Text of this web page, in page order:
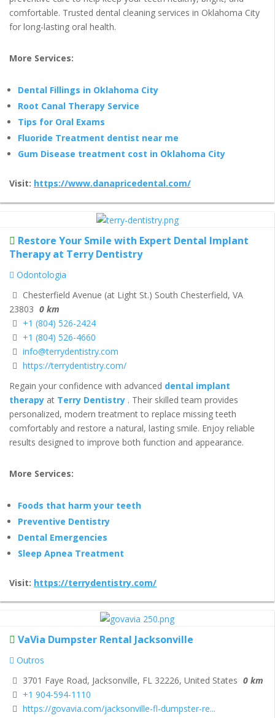
comfortable. Trusted dental cleaning services in Oklahoma City
for long-lasting oral health.
More Services:
Dental Fillings in Oklahoma City
Root Canal Therapy Service
Tips for Oral Exams
Fluoride Treatment dentist near me
Gum Disease treatment cost in Oklahoma City
Visit: https://www.danapricedental.com/
Restore Your Smile with Expert Dental Implant
Therapy at Terry Dentistry
Odontologia
Chesterfield Avenue (at Light St.) South Chesterfield, VA
23803 0 km
+1 (804) 526-2424
+1 (804) 526-4660
info@terrydentistry.com
https://terrydentistry.com/
Regain your confidence with advanced dental implant
therapy at Terry Dentistry . Their skilled team provides
personalized, modern treatment to replace missing teeth
comfortably and restore a natural, lasting smile. Enjoy reliable
results designed to improve both function and appearance.
More Services:
Foods that harm your teeth
Preventive Dentistry
Dental Emergencies
Sleep Apnea Treatment
Visit: https://terrydentistry.com/
VaVia Dumpster Rental Jacksonville
Outros
3701 Faye Road, Jacksonville, FL 32226, United States 0 km
+1 904-594-1110
https://govavia.com/jacksonville-fl-dumpster-re...